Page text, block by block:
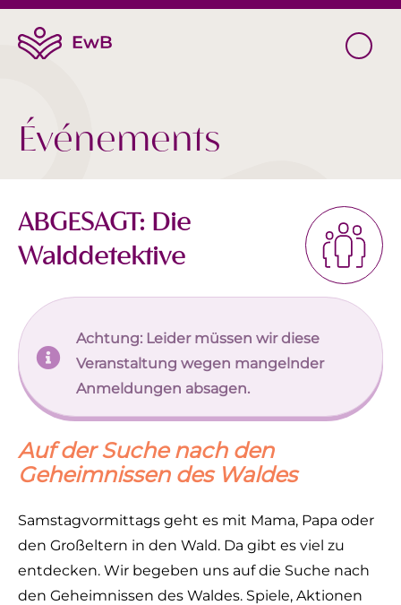
Événements
ABGESAGT: Die
Walddetektive
Achtung: Leider müssen wir diese
Veranstaltung wegen mangelnder
Anmeldungen absagen.
Auf der Suche nach den
Geheimnissen des Waldes
Samstagvormittags geht es mit Mama, Papa oder
den Großeltern in den Wald. Da gibt es viel zu
entdecken. Wir begeben uns auf die Suche nach
den Geheimnissen des Waldes. Spiele, Aktionen